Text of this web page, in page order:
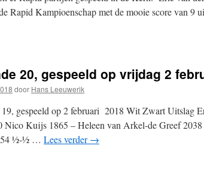
Rapid Kampioenschap met de mooie score van 9
20, gespeeld op vrijdag 2
door Hans Leeuwerik
gespeeld op 2 februari 2018 Wit Zwart Uitslag
Nico Kuijs 1865 – Heleen van Arkel-de Greef
½-½ … Lees verder→